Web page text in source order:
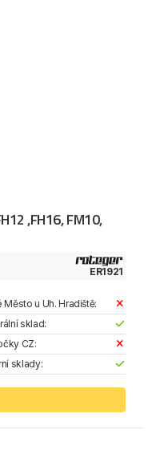
,FH16, FM10,
ER1921
Město u Uh. Hradiště:
sklad:
CZ:
sklady: